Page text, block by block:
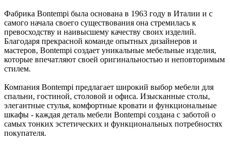
Фабрика Bontempi была основана в 1963 году в Италии и с
самого начала своего существования она стремилась к
превосходству и наивысшему качеству своих изделий.
Благодаря прекрасной команде опытных дизайнеров и
мастеров, Bontempi создает уникальные мебельные изделия,
которые впечатляют своей оригинальностью и неповторимым
стилем.
Компания Bontempi предлагает широкий выбор мебели для
спальни, гостиной, столовой и офиса. Изысканные столы,
элегантные стулья, комфортные кровати и функциональные
шкафы - каждая деталь мебели Bontempi создана с заботой о
самых тонких эстетических и функциональных потребностях
покупателя.